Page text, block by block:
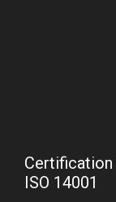
Certification
ISO 14001